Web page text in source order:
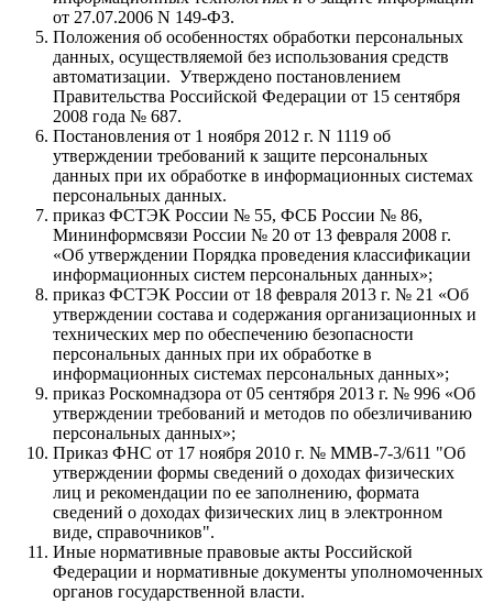
от 27.07.2006 N 149-ФЗ.
Положения об особенностях обработки персональных
данных, осуществляемой без использования средств
автоматизации. Утверждено постановлением
Правительства Российской Федерации от 15 сентября
2008 года № 687.
Постановления от 1 ноября 2012 г. N 1119 об
утверждении требований к защите персональных
данных при их обработке в информационных системах
персональных данных.
приказ ФСТЭК России № 55, ФСБ России № 86,
Мининформсвязи России № 20 от 13 февраля 2008 г.
«Об утверждении Порядка проведения классификации
информационных систем персональных данных»;
приказ ФСТЭК России от 18 февраля 2013 г. № 21 «Об
утверждении состава и содержания организационных и
технических мер по обеспечению безопасности
персональных данных при их обработке в
информационных системах персональных данных»;
приказ Роскомнадзора от 05 сентября 2013 г. № 996 «Об
утверждении требований и методов по обезличиванию
персональных данных»;
Приказ ФНС от 17 ноября 2010 г. № ММВ-7-3/611 "Об
утверждении формы сведений о доходах физических
лиц и рекомендации по ее заполнению, формата
сведений о доходах физических лиц в электронном
виде, справочников".
Иные нормативные правовые акты Российской
Федерации и нормативные документы уполномоченных
органов государственной власти.